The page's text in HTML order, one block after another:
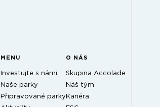
MENU
Investujte s námi
Naše parky
Připravované parky
O NÁS
Skupina Accolade
Náš tým
Kariéra